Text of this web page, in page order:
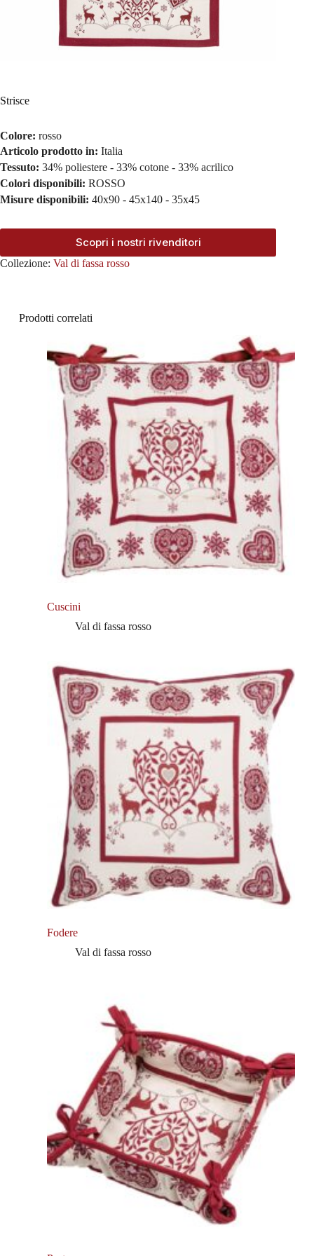
Strisce
Colore: rosso
Articolo prodotto in: Italia
Tessuto: 34% poliestere - 33% cotone - 33% acrilico
Colori disponibili: ROSSO
Misure disponibili: 40x90 - 45x140 - 35x45
Scopri i nostri rivenditori
Collezione: Val di fassa rosso
Prodotti correlati
Cuscini
Val di fassa rosso
Fodere
Val di fassa rosso